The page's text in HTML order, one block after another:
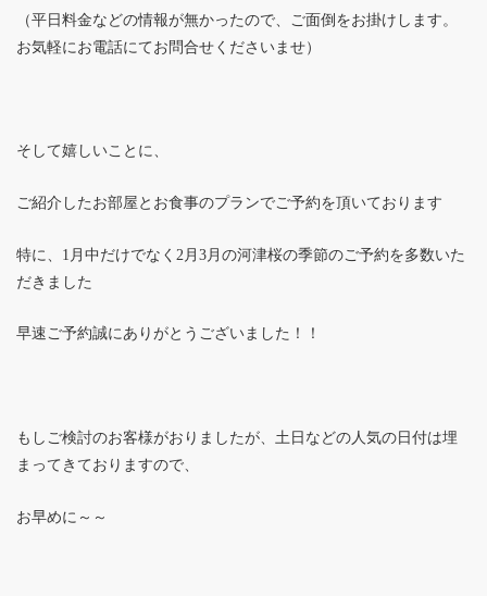
（平日料金などの情報が無かったので、ご面倒をお掛けします。
お気軽にお電話にてお問合せくださいませ）
そして嬉しいことに、
ご紹介したお部屋とお食事のプランでご予約を頂いております
特に、1月中だけでなく2月3月の河津桜の季節のご予約を多数いた
だきました
早速ご予約誠にありがとうございました！！
もしご検討のお客様がおりましたが、土日などの人気の日付は埋
まってきておりますので、
お早めに～～